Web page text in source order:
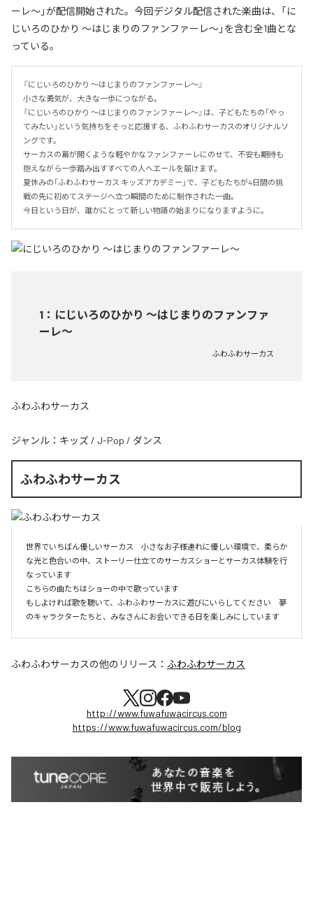
ーレ～」が配信開始された。今回デジタル配信された楽曲は、「に
じいろのひかり ～はじまりのファンファーレ～」を含む全1曲とな
っている。
『にじいろのひかり ～はじまりのファンファーレ～』
小さな勇気が、大きな一歩につながる。
『にじいろのひかり ～はじまりのファンファーレ～』は、子どもたちの「やっ
てみたい」という気持ちをそっと応援する、ふわふわサーカスのオリジナルソ
ングです。
サーカスの幕が開くような軽やかなファンファーレにのせて、不安も期待も
抱えながら一歩踏み出すすべての人へエールを届けます。
夏休みの「ふわふわサーカス キッズアカデミー」で、子どもたちが4日間の挑
戦の先に初めてステージへ立つ瞬間のために制作された一曲。
今日という日が、誰かにとって新しい物語の始まりになりますように。
1 ： にじいろのひかり ～はじまりのファンファ
ーレ～
ふわふわサーカス
ふわふわサーカス
ジャンル： キッズ / J-Pop / ダンス
ふわふわサーカス
世界でいちばん優しいサーカス　小さなお子様連れに優しい環境で、柔らか
な光と色合いの中、ストーリー仕立てのサーカスショーとサーカス体験を行
なっています
こちらの曲たちはショーの中で歌っています
もしよければ歌を聴いて、ふわふわサーカスに遊びにいらしてください　夢
のキャラクターたちと、みなさんにお会いできる日を楽しみにしています
ふわふわサーカスの他のリリース： ふわふわサーカス
http://www.fuwafuwacircus.com
https://www.fuwafuwacircus.com/blog